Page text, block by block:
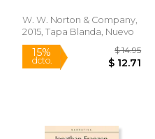
W. W. Norton & Company,
2015, Tapa Blanda, Nuevo